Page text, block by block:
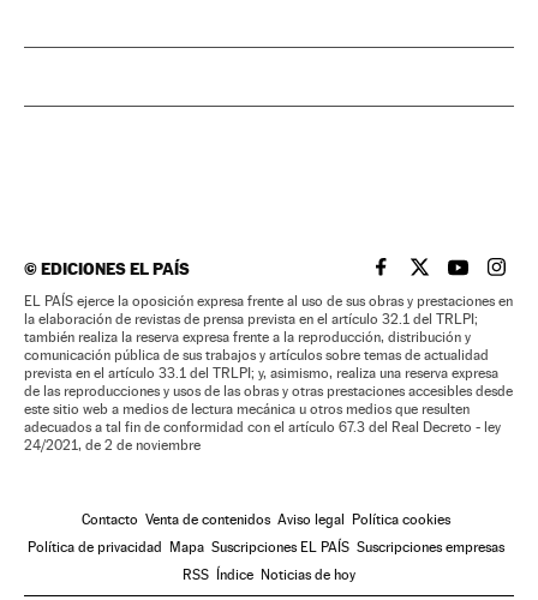
©EDICIONES EL PAÍS EL PAÍS BRASIL EN
EL PAÍSEL PAÍS
EL
EL PAÍS ejerce la oposición expresa frente al uso de sus obras y prestaciones en
la elaboración de revistas de prensa prevista en el artículo 32.1 del TRLPI;
también realiza la reserva expresa frente a la reproducción, distribución y
comunicación pública de sus trabajos y artículos sobre temas de actualidad
prevista en el artículo 33.1 del TRLPI; y, asimismo, realiza una reserva expresa
de las reproducciones y usos de las obras y otras prestaciones accesibles desde
este sitio web a medios de lectura mecánica u otros medios que resulten
adecuados a tal fin de conformidad con el artículo 67.3 del Real Decreto - ley
24/2021, de 2 de noviembre
Contacto Venta de contenidos Aviso legal Política cookies
Política de privacidad Mapa Suscripciones EL PAÍS Suscripciones empresas
RSS Índice Noticias de hoy